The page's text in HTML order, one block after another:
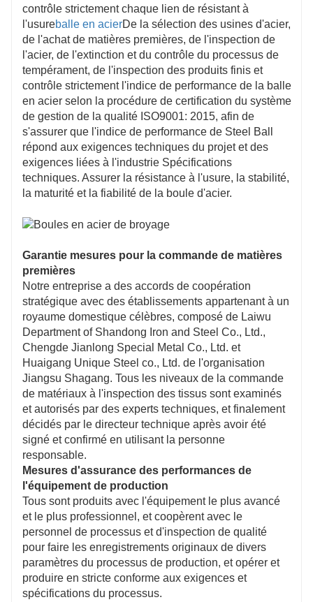
contrôle strictement chaque lien de résistant à
l'usureballe en acierDe la sélection des usines d'acier,
de l'achat de matières premières, de l'inspection de
l'acier, de l'extinction et du contrôle du processus de
tempérament, de l'inspection des produits finis et
contrôle strictement l'indice de performance de la balle
en acier selon la procédure de certification du système
de gestion de la qualité ISO9001: 2015, afin de
s'assurer que l'indice de performance de Steel Ball
répond aux exigences techniques du projet et des
exigences liées à l'industrie Spécifications
techniques. Assurer la résistance à l'usure, la stabilité,
la maturité et la fiabilité de la boule d'acier.
Garantie mesures pour la commande de matières
premières
Notre entreprise a des accords de coopération
stratégique avec des établissements appartenant à un
royaume domestique célèbres, composé de Laiwu
Department of Shandong Iron and Steel Co., Ltd.,
Chengde Jianlong Special Metal Co., Ltd. et
Huaigang Unique Steel co., Ltd. de l'organisation
Jiangsu Shagang. Tous les niveaux de la commande
de matériaux à l'inspection des tissus sont examinés
et autorisés par des experts techniques, et finalement
décidés par le directeur technique après avoir été
signé et confirmé en utilisant la personne
responsable.
Mesures d'assurance des performances de
l'équipement de production
Tous sont produits avec l'équipement le plus avancé
et le plus professionnel, et coopèrent avec le
personnel de processus et d'inspection de qualité
pour faire les enregistrements originaux de divers
paramètres du processus de production, et opérer et
produire en stricte conforme aux exigences et
spécifications du processus.